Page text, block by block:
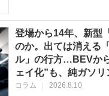
登場から14年、新型
のか。出ては消える
ル」の行方…BEVか
ェイ化”も、純ガソリ
コラム | 2026.8.10